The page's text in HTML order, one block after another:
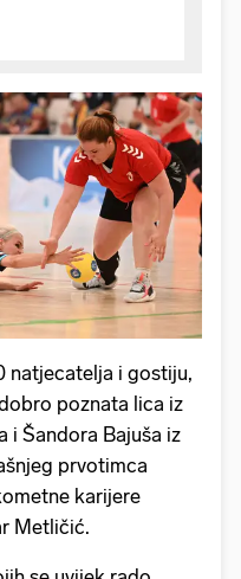
natjecatelja i gostiju,
poznata lica iz
i Šandora Bajuša iz
prvotimca
karijere
Metličić.